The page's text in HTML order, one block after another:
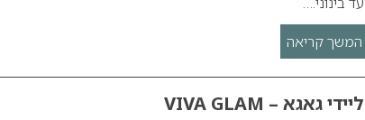
המשך קריאה
ליידי גאגא – VIVA GLAM